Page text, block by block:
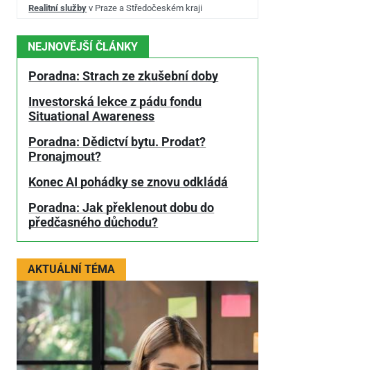
Realitní služby v Praze a Středočeském kraji
NEJNOVĚJŠÍ ČLÁNKY
Poradna: Strach ze zkušební doby
Investorská lekce z pádu fondu
Situational Awareness
Poradna: Dědictví bytu. Prodat?
Pronajmout?
Konec AI pohádky se znovu odkládá
Poradna: Jak překlenout dobu do
předčasného důchodu?
AKTUÁLNÍ TÉMA